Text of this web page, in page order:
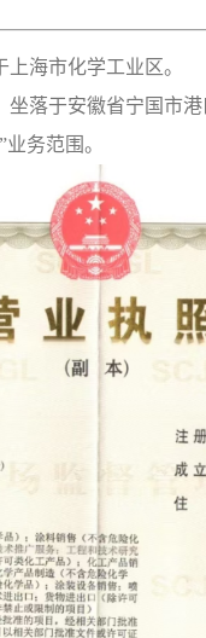
海市化学工业区。
坐落于安徽省宁国市
务范围。